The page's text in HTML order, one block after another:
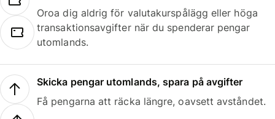
Oroa dig aldrig för valutakurspålägg eller höga
transaktionsavgifter när du spenderar pengar
utomlands.
Skicka pengar utomlands, spara på avgifter
Få pengarna att räcka längre, oavsett avståndet.